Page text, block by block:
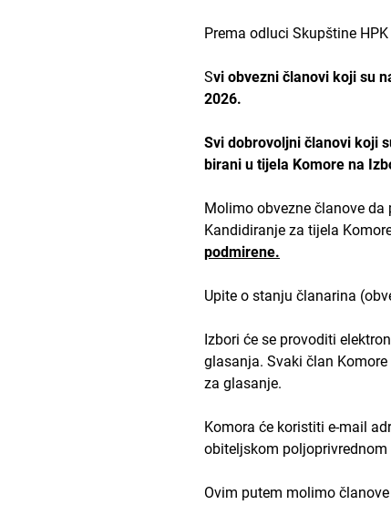
Prema odluci Skupštine HPK
Svi obvezni članovi koji su
2026.
Svi dobrovoljni članovi koji
birani u tijela Komore na
Molimo obvezne članove
Kandidiranje za tijela
podmirene.
Upite o stanju članarina
Izbori će se provoditi
glasanja. Svaki član
za glasanje.
Komora će koristiti e-mail
obiteljskom
Ovim putem molimo